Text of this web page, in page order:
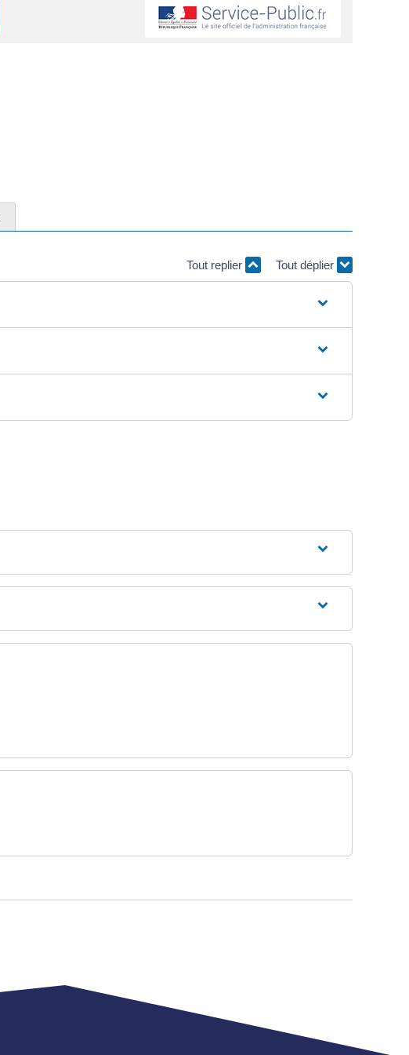
Tout replier Tout déplier